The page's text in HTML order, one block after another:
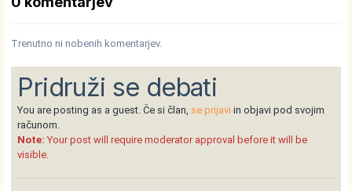
Trenutno ni nobenih komentarjev.
Pridruži se debati
You are posting as a guest. Če si član, se prijavi in objavi pod svojim
računom.
Note: Your post will require moderator approval before it will be
visible.